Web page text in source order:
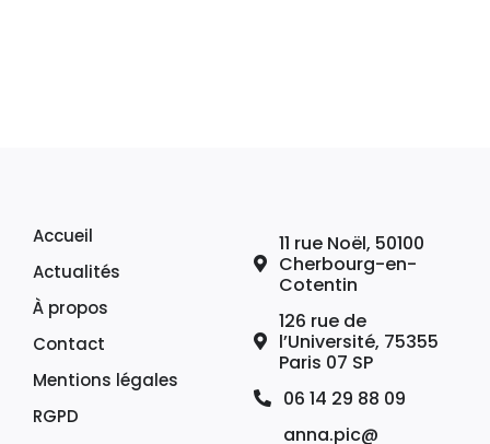
Accueil
Actualités
À propos
Contact
Mentions légales
RGPD
11 rue Noël, 50100
Cherbourg-en-
Cotentin
126 rue de
l’Université, 75355
Paris 07 SP
06 14 29 88 09
anna.pic@